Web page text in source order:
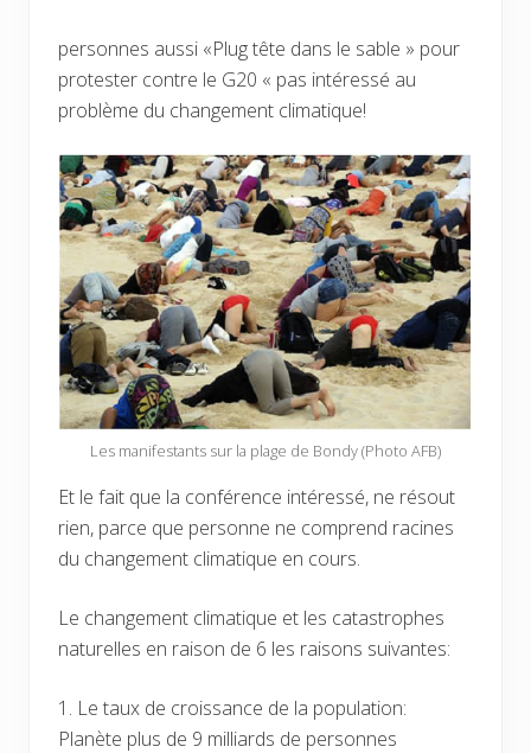
personnes aussi «Plug tête dans le sable » pour
protester contre le G20 « pas intéressé au
problème du changement climatique!
Les manifestants sur la plage de Bondy (Photo AFB)
Et le fait que la conférence intéressé, ne résout
rien, parce que personne ne comprend racines
du changement climatique en cours.
Le changement climatique et les catastrophes
naturelles en raison de 6 les raisons suivantes:
1. Le taux de croissance de la population:
Planète plus de 9 milliards de personnes